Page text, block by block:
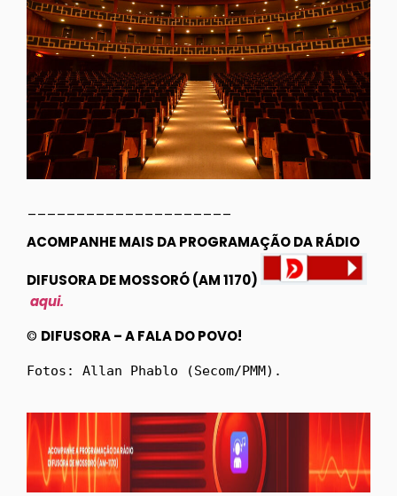
ACOMPANHE MAIS DA PROGRAMAÇÃO DA RÁDIO
DIFUSORA DE MOSSORÓ (AM 1170)
aqui.
© DIFUSORA – A FALA DO POVO!
Fotos: Allan Phablo (Secom/PMM).